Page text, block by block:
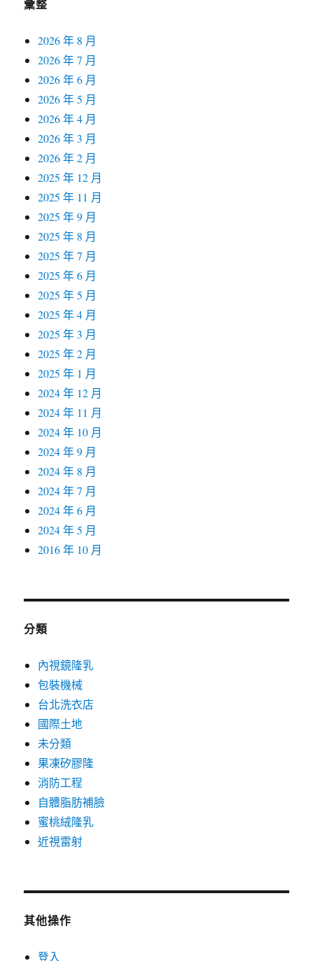
彙整
2026 年 8 月
2026 年 7 月
2026 年 6 月
2026 年 5 月
2026 年 4 月
2026 年 3 月
2026 年 2 月
2025 年 12 月
2025 年 11 月
2025 年 9 月
2025 年 8 月
2025 年 7 月
2025 年 6 月
2025 年 5 月
2025 年 4 月
2025 年 3 月
2025 年 2 月
2025 年 1 月
2024 年 12 月
2024 年 11 月
2024 年 10 月
2024 年 9 月
2024 年 8 月
2024 年 7 月
2024 年 6 月
2024 年 5 月
2016 年 10 月
分類
內視鏡隆乳
包裝機械
台北洗衣店
國際土地
未分類
果凍矽膠隆
消防工程
自體脂肪補臉
蜜桃絨隆乳
近視雷射
其他操作
登入